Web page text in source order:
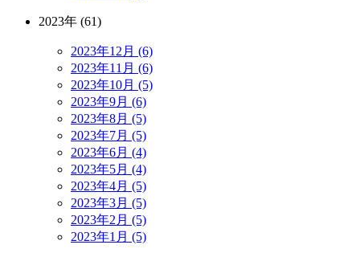
2023年 (61)
2023年12月 (6)
2023年11月 (6)
2023年10月 (5)
2023年9月 (6)
2023年8月 (5)
2023年7月 (5)
2023年6月 (4)
2023年5月 (4)
2023年4月 (5)
2023年3月 (5)
2023年2月 (5)
2023年1月 (5)